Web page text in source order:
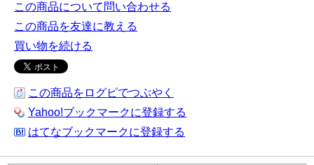
この商品について問い合わせる
この商品を友達に教える
買い物を続ける
この商品をログピでつぶやく
Yahoo!ブックマークに登録する
はてなブックマークに登録する